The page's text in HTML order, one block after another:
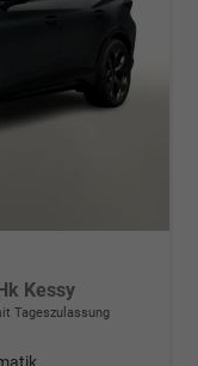
Kessy
Tageszulassung